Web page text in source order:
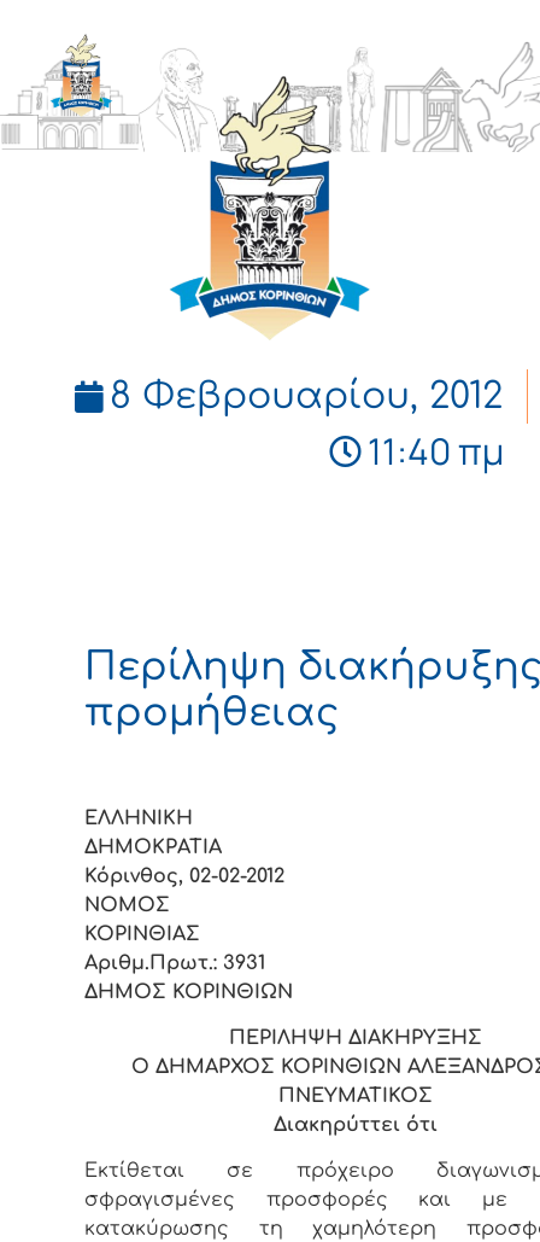
ΔΗΜΟΣ
ΚΟΡΙΝΘΙΩΝ
8 Φεβρουαρίου, 2012
11:40 πμ
Περίληψη
προμήθειας
ΕΛΛΗΝΙΚΗ
Κόρινθος, 02-02-2012
ΝΟΜΟΣ
Αριθμ.Πρωτ.: 3931
ΔΗΜΟΣ ΚΟΡΙΝΘΙΩΝ
ΠΕΡΙΛΗΨΗ ΔΙΑΚΗΡΥΞΗΣ
Ο ΔΗΜΑΡΧΟΣ ΚΟΡΙΝΘΙΩΝ
ΠΝΕΥΜΑΤΙΚΟΣ
Διακηρύττει ότι
Εκτίθεται σε πρόχειρο
σφραγισμένες προσφορές και με
κατακύρωσης τη χαμηλότερη